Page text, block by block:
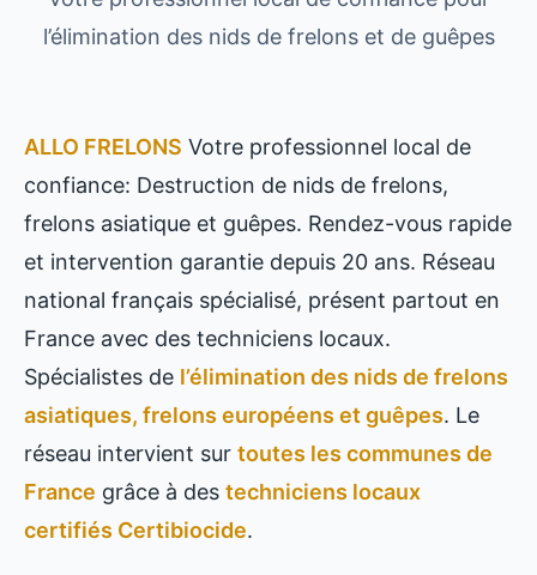
l’élimination des nids de frelons et de guêpes
ALLO FRELONS Votre professionnel local de
confiance: Destruction de nids de frelons,
frelons asiatique et guêpes. Rendez-vous rapide
et intervention garantie depuis 20 ans. Réseau
national français spécialisé, présent partout en
France avec des techniciens locaux.
Spécialistes de l’élimination des nids de frelons
asiatiques, frelons européens et guêpes. Le
réseau intervient sur toutes les communes de
France grâce à des techniciens locaux
certifiés Certibiocide.